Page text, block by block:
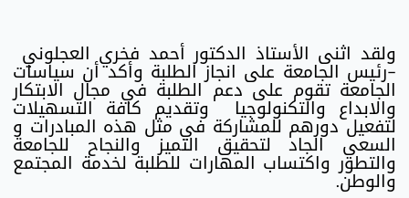
ولقد اثنى الأستاذ الدكتور أحمد فخري العجلوني
-رئيس الجامعة على انجاز الطلبة وأكد أن سياسات
الجامعة تقوم على دعم الطلبة في مجال الابتكار
والابداع والتكنولوجيا وتقديم كافة التسهيلات
لتفعيل دورهم للمشاركة في مثل هذه المبادرات و
السعي الجاد لتحقيق التميز والنجاح للجامعة
والتطور واكتساب المهارات للطلبة لخدمة المجتمع
والوطن.